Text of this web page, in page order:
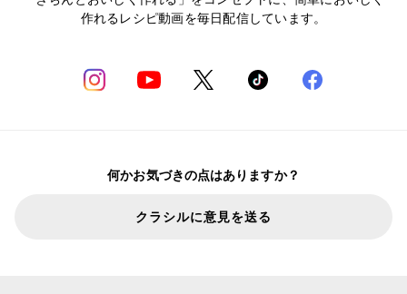
作れるレシピ動画を毎日配信しています。
何かお気づきの点はありますか？
クラシルに意見を送る